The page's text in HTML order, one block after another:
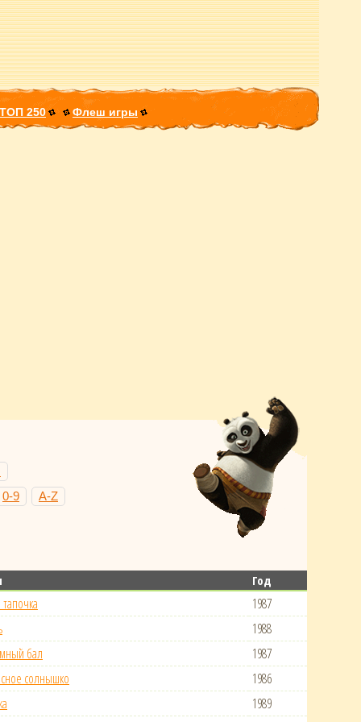
ТОП 250 Флеш игры
0-9
A-Z
Год
1987
1988
бал
1987
солнышко
1986
1989